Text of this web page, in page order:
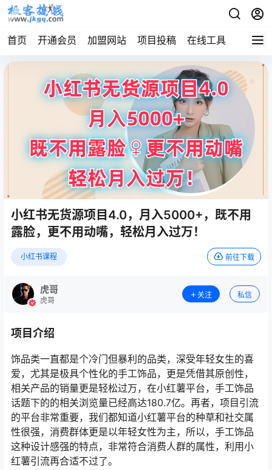
首页 开通会员 加盟网站 项目投稿 在线工具 地址发
小红书无货源项目4.0，月入5000+，既不用
露脸，更不用动嘴，轻松月入过万！
小红书课程 前往下载
虎哥
虎哥
关注 私信
项目介绍
饰品类一直都是个冷门但暴利的品类，深受年轻女生的喜
爱，尤其是极具个性化的手工饰品，更是凭借其原创性，
相关产品的销量更是轻松过万，在小红薯平台，手工饰品
话题下的的相关浏览量已经高达180.7亿。再者，项目引流
的平台非常重要，我们都知道小红薯平台的种草和社交属
性很强，消费群体更是以年轻女性为主，所以，手工饰品
这种设计感强的特点，非常符合消费人群的属性，利用小
红薯引流再合适不过了。